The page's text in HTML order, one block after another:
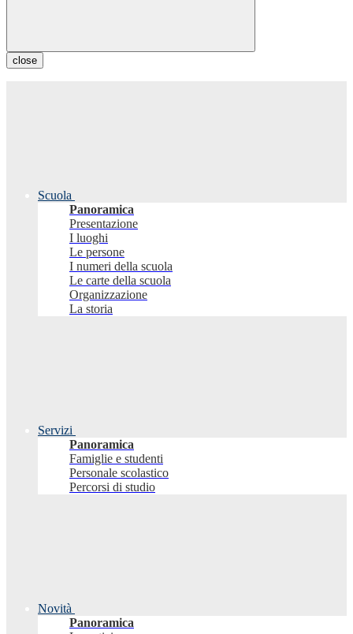
close
Scuola
Panoramica
Presentazione
I luoghi
Le persone
I numeri della scuola
Le carte della scuola
Organizzazione
La storia
Servizi
Panoramica
Famiglie e studenti
Personale scolastico
Percorsi di studio
Novità
Panoramica